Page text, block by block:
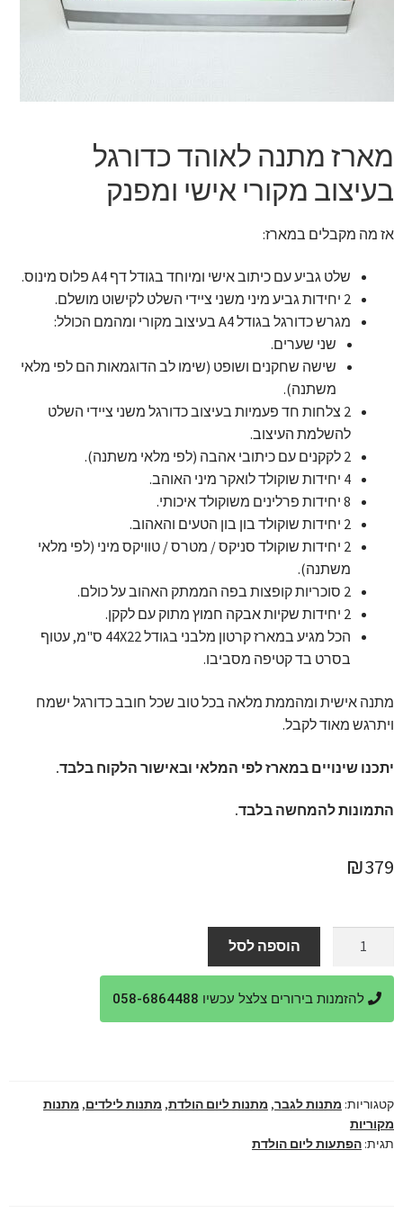
זר מתוק
תשלום
מארז מתנה לאוהד כדורגל
בעיצוב מקורי אישי ומפנק
אז מה מקבלים במארז:
שלט גביע עם כיתוב אישי ומיוחד בגודל דף A4 פלוס מינוס.
2 יחידות גביע מיני משני ציידי השלט לקישוט מושלם.
מגרש כדורגל בגודל A4 בעיצוב מקורי ומהמם הכולל:
שני שערים.
שישה שחקנים ושופט (שימו לב הדוגמאות הם לפי מלאי
משתנה).
2 צלחות חד פעמיות בעיצוב כדורגל משני ציידי השלט
להשלמת העיצוב.
2 לקקנים עם כיתובי אהבה (לפי מלאי משתנה).
4 יחידות שוקולד לואקר מיני האוהב.
8 יחידות פרלינים משוקולד איכותי.
2 יחידות שוקולד בון בון הטעים והאהוב.
2 יחידות שוקולד סניקס / מטרס / טוויקס מיני (לפי מלאי
משתנה).
2 סוכריות קופצות בפה הממתק האהוב על כולם.
2 יחידות שקיות אבקה חמוץ מתוק עם לקקן.
הכל מגיע במארז קרטון מלבני בגודל 44X22 ס"מ, עטוף
בסרט בד קטיפה מסביבו.
מתנה אישית ומהממת מלאה בכל טוב שכל חובב כדורגל ישמח
ויתרגש מאוד לקבל.
יתכנו שינויים במארז לפי המלאי ובאישור הלקוח בלבד.
התמונות להמחשה בלבד.
₪379
מארז
מתנה
לאוהד
אישי
ומפנק
הוספה לסל
להזמנות בירורים צלצל עכשיו 058-6864488
קטגוריות: מתנות לגבר, מתנות ליום הולדת, מתנות לילדים, מתנות
מקוריות
תגית: הפתעות ליום הולדת